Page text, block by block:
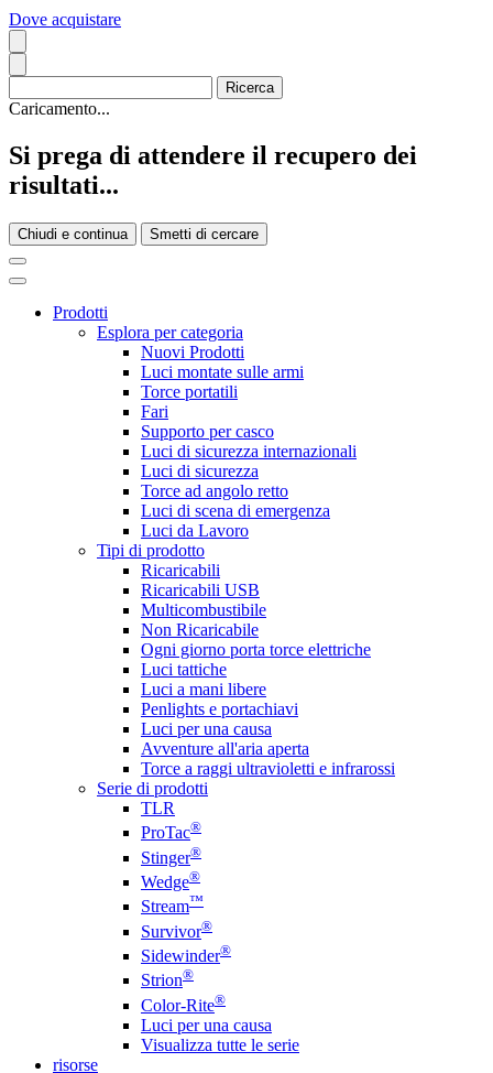
Dove acquistare
Caricamento...
Si prega di attendere il recupero dei
risultati...
Chiudi e continua Smetti di cercare
Prodotti
Esplora per categoria
Nuovi Prodotti
Luci montate sulle armi
Torce portatili
Fari
Supporto per casco
Luci di sicurezza internazionali
Luci di sicurezza
Torce ad angolo retto
Luci di scena di emergenza
Luci da Lavoro
Tipi di prodotto
Ricaricabili
Ricaricabili USB
Multicombustibile
Non Ricaricabile
Ogni giorno porta torce elettriche
Luci tattiche
Luci a mani libere
Penlights e portachiavi
Luci per una causa
Avventure all'aria aperta
Torce a raggi ultravioletti e infrarossi
Serie di prodotti
TLR
ProTac®
Stinger®
Wedge®
Stream™
Survivor®
Sidewinder®
Strion®
Color-Rite®
Luci per una causa
Visualizza tutte le serie
risorse